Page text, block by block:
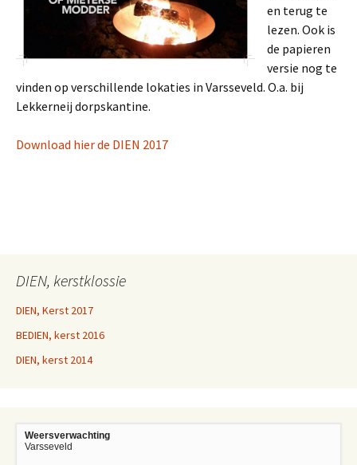
en terug te
lezen. Ook is
de papieren
versie nog te
vinden op verschillende lokaties in Varsseveld. O.a. bij
Lekkerneij dorpskantine.
Download hier de DIEN 2017
DIEN, kerstklossie
DIEN, Kerst 2017
BEDIEN, kerst 2016
DIEN, kerst 2014
Weersverwachting
Varsseveld